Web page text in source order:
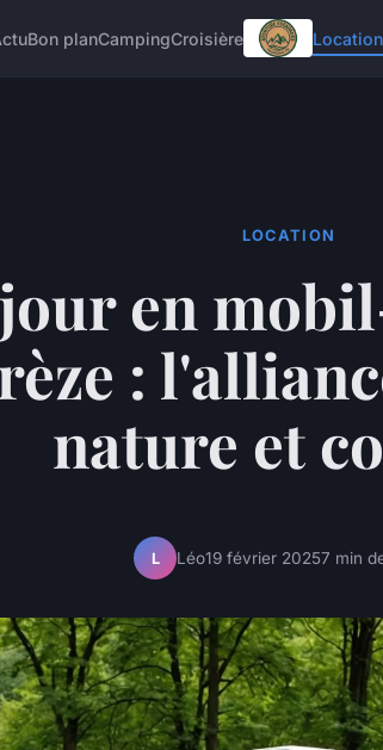
Bon planCampingCroisière Location
LOCATION
en
:
nature et
L Léo19 février 20257 min